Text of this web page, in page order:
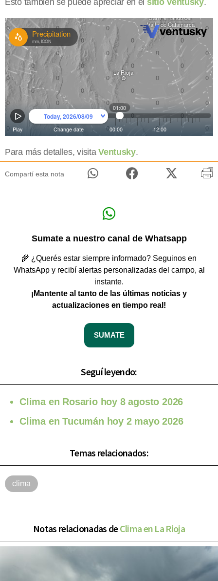
Esto también se puede apreciar en el sitio Ventusky.
Para más detalles, visitaVentusky.
Compartí esta nota
Sumate a nuestro canal de Whatsapp
🌾 ¿Querés estar siempre informado? Seguinos en
WhatsApp y recibí alertas personalizadas del campo, al
instante.
¡Mantente al tanto de las últimas noticias y
actualizaciones en tiempo real!
SUMATE
Seguí leyendo:
Clima en Rosario hoy 8 agosto 2026
Clima en Tucumán hoy 2 mayo 2026
Temas relacionados:
clima
Notas relacionadas deClima en La Rioja